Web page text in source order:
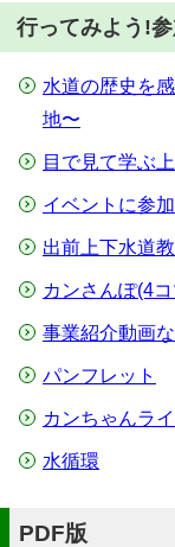
行ってみよう!
水道の歴史を
地〜
目で見て学ぶ
イベントに参
出前上下水道
カンさんぽ(4
事業紹介動画
パンフレット
カンちゃんラ
水循環
PDF版